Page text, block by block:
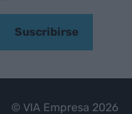
Suscribirse
© VIA Empresa 2026